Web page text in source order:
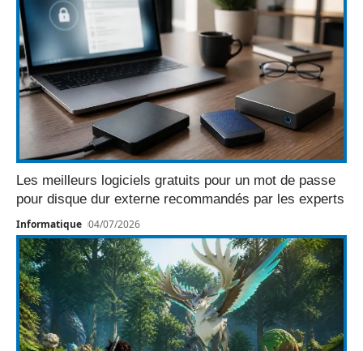
Les meilleurs logiciels gratuits pour un mot de passe
pour disque dur externe recommandés par les experts
Informatique 04/07/2026